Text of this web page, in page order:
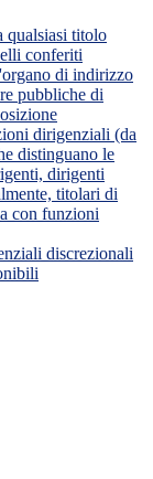
qualsiasi titolo
conferiti
di indirizzo
pubbliche di
dirigenziali (da
distinguano le
dirigenti
titolari di
con funzioni
discrezionali